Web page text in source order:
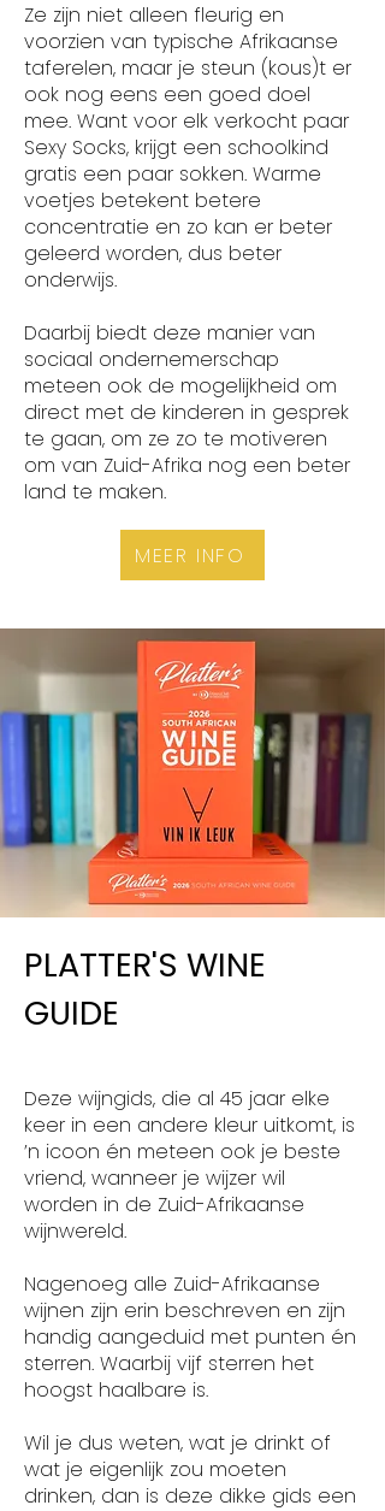
Ze zijn niet alleen fleurig en
voorzien van typische Afrikaanse
taferelen, maar je steun (kous)t er
ook nog eens een goed doel
mee. Want voor elk verkocht paar
Sexy Socks, krijgt een schoolkind
gratis een paar sokken. Warme
voetjes betekent betere
concentratie en zo kan er beter
geleerd worden, dus beter
onderwijs.
Daarbij biedt deze manier van
sociaal ondernemerschap
meteen ook de mogelijkheid om
direct met de kinderen in gesprek
te gaan, om ze zo te motiveren
om van Zuid-Afrika nog een beter
land te maken.
MEER INFO
PLATTER'S WINE
GUIDE
Deze wijngids, die al 45 jaar elke
keer in een andere kleur uitkomt, is
’n icoon én meteen ook je beste
vriend, wanneer je wijzer wil
worden in de Zuid-Afrikaanse
wijnwereld.
Nagenoeg alle Zuid-Afrikaanse
wijnen zijn erin beschreven en zijn
handig aangeduid met punten én
sterren. Waarbij vijf sterren het
hoogst haalbare is.
Wil je dus weten, wat je drinkt of
wat je eigenlijk zou moeten
drinken, dan is deze dikke gids een